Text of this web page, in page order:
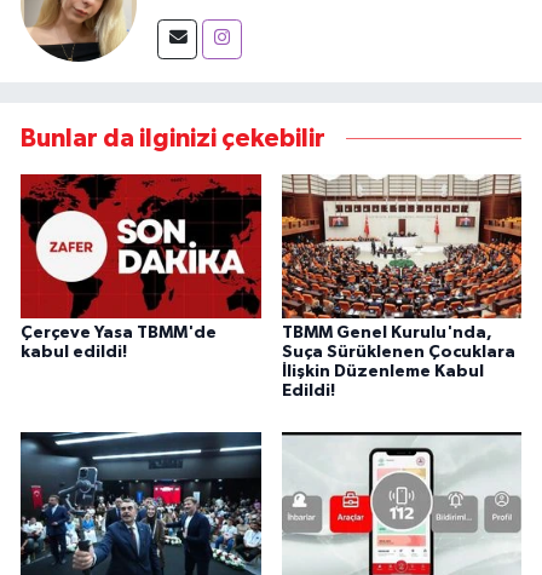
Bunlar da ilginizi çekebilir
Çerçeve Yasa TBMM'de
kabul edildi!
TBMM Genel Kurulu'nda,
Suça Sürüklenen Çocuklara
İlişkin Düzenleme Kabul
Edildi!